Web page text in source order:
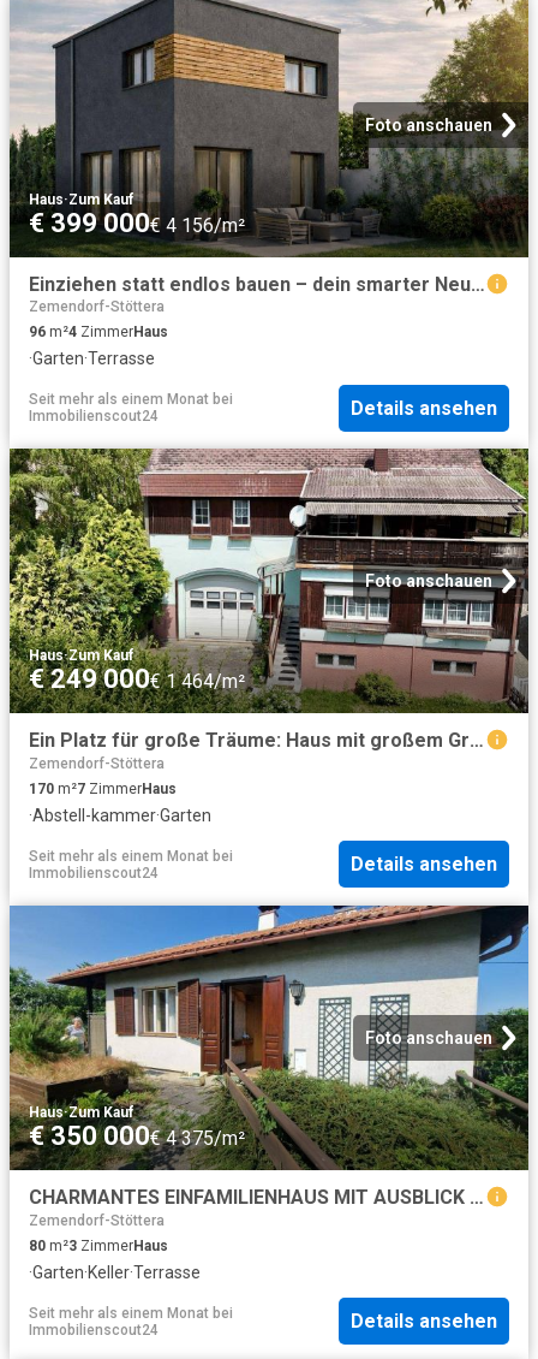
Foto anschauen
Haus·Zum Kauf
€ 399 000€ 4 156/m²
Einziehen statt endlos bauen – dein smarter Neubau‑Deal – Schlüsselfertig zum belagsfertigen Preis!
Zemendorf-Stöttera
96 m²4 ZimmerHaus
·Garten·Terrasse
Seit mehr als einem Monat bei
Immobilienscout24
Details ansehen
Foto anschauen
Haus·Zum Kauf
€ 249 000€ 1 464/m²
Ein Platz für große Träume: Haus mit großem Grundstück, Waldstück & Lagerhalle in Wiesen
Zemendorf-Stöttera
170 m²7 ZimmerHaus
·Abstell-kammer·Garten
Seit mehr als einem Monat bei
Immobilienscout24
Details ansehen
Foto anschauen
Haus·Zum Kauf
€ 350 000€ 4 375/m²
CHARMANTES EINFAMILIENHAUS MIT AUSBLICK IN RUHELAGE
Zemendorf-Stöttera
80 m²3 ZimmerHaus
·Garten·Keller·Terrasse
Seit mehr als einem Monat bei
Immobilienscout24
Details ansehen